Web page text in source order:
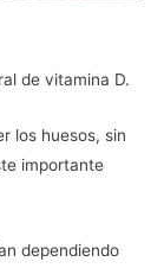
de vitamina D.
los huesos, sin
importante
dependiendo